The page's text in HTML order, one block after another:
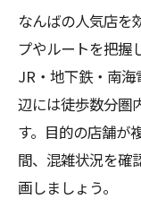
なんばの人気店を
プやルートを把握
JR・地下鉄・南
辺には徒歩数分圏
す。目的の店舗が
間、混雑状況を確
画しましょう。